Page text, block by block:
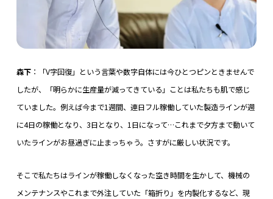
森下：「V字回復」という言葉や数字自体には今ひとつピンときませんで
したが、「明らかに生産量が減ってきている」ことは私たちも肌で感じ
ていました。例えば今まで1週間、連日フル稼働していた製造ラインが週
に4日の稼働となり、3日となり、1日になって…これまで夕方まで動いて
いたラインがお昼過ぎに止まっちゃう。さすがに厳しい状況です。
そこで私たちはラインが稼働しなくなった空き時間を生かして、機械の
メンテナンスやこれまで外注していた「箱折り」を内製化するなど、現